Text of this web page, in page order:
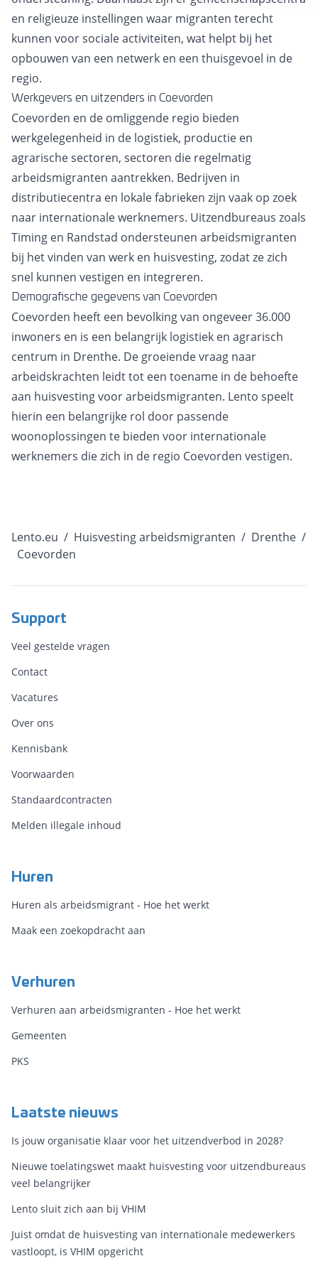
en religieuze instellingen waar migranten terecht
kunnen voor sociale activiteiten, wat helpt bij het
opbouwen van een netwerk en een thuisgevoel in de
regio.
Werkgevers en uitzenders in Coevorden
Coevorden en de omliggende regio bieden
werkgelegenheid in de logistiek, productie en
agrarische sectoren, sectoren die regelmatig
arbeidsmigranten aantrekken. Bedrijven in
distributiecentra en lokale fabrieken zijn vaak op zoek
naar internationale werknemers. Uitzendbureaus zoals
Timing en Randstad ondersteunen arbeidsmigranten
bij het vinden van werk en huisvesting, zodat ze zich
snel kunnen vestigen en integreren.
Demografische gegevens van Coevorden
Coevorden heeft een bevolking van ongeveer 36.000
inwoners en is een belangrijk logistiek en agrarisch
centrum in Drenthe. De groeiende vraag naar
arbeidskrachten leidt tot een toename in de behoefte
aan huisvesting voor arbeidsmigranten. Lento speelt
hierin een belangrijke rol door passende
woonoplossingen te bieden voor internationale
werknemers die zich in de regio Coevorden vestigen.
Lento.eu / Huisvesting arbeidsmigranten / Drenthe /
Coevorden
Support
Veel gestelde vragen
Contact
Vacatures
Over ons
Kennisbank
Voorwaarden
Standaardcontracten
Melden illegale inhoud
Huren
Huren als arbeidsmigrant - Hoe het werkt
Maak een zoekopdracht aan
Verhuren
Verhuren aan arbeidsmigranten - Hoe het werkt
Gemeenten
PKS
Laatste nieuws
Is jouw organisatie klaar voor het uitzendverbod in 2028?
Nieuwe toelatingswet maakt huisvesting voor uitzendbureaus
veel belangrijker
Lento sluit zich aan bij VHIM
Juist omdat de huisvesting van internationale medewerkers
vastloopt, is VHIM opgericht